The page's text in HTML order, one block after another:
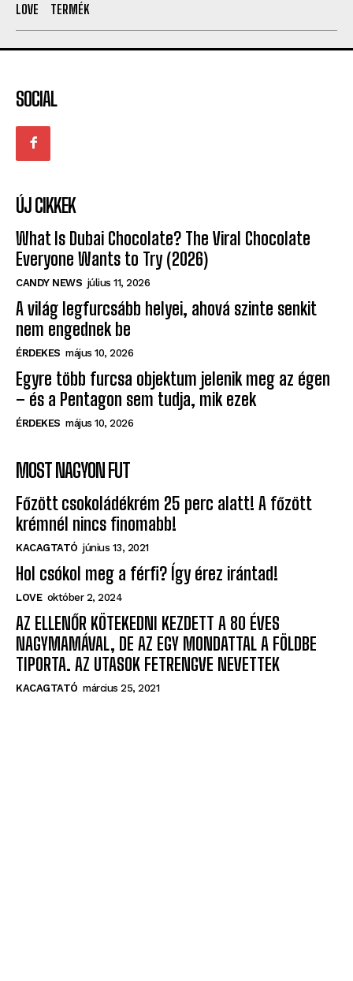
LOVE
TERMÉK
SOCIAL
ÚJ CIKKEK
What Is Dubai Chocolate? The Viral Chocolate
Everyone Wants to Try (2026)
CANDY NEWS július 11, 2026
A világ legfurcsább helyei, ahová szinte senkit
nem engednek be
ÉRDEKES május 10, 2026
Egyre több furcsa objektum jelenik meg az égen
– és a Pentagon sem tudja, mik ezek
ÉRDEKES május 10, 2026
MOST NAGYON FUT
Főzött csokoládékrém 25 perc alatt! A főzött
krémnél nincs finomabb!
KACAGTATÓ június 13, 2021
Hol csókol meg a férfi? Így érez irántad!
LOVE október 2, 2024
AZ ELLENŐR KÖTEKEDNI KEZDETT A 80 ÉVES
NAGYMAMÁVAL, DE AZ EGY MONDATTAL A FÖLDBE
TIPORTA. AZ UTASOK FETRENGVE NEVETTEK
KACAGTATÓ március 25, 2021